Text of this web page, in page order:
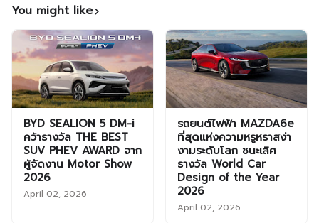
You might like
BYD SEALION 5 DM-i
คว้ารางวัล THE BEST
SUV PHEV AWARD จาก
ผู้จัดงาน Motor Show
2026
April 02, 2026
รถยนต์ไฟฟ้า MAZDA6e
ที่สุดแห่งความหรูหราสง่า
งามระดับโลก ชนะเลิศ
รางวัล World Car
Design of the Year
2026
April 02, 2026